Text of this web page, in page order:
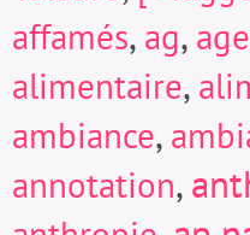
affamés, ag,
alimentaire,
ambiance,
annotation,